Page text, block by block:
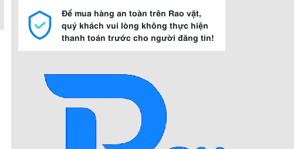
Để mua hàng an toàn trên Rao vặt,
quý khách vui lòng không thực hiện
thanh toán trước cho người đăng tin!